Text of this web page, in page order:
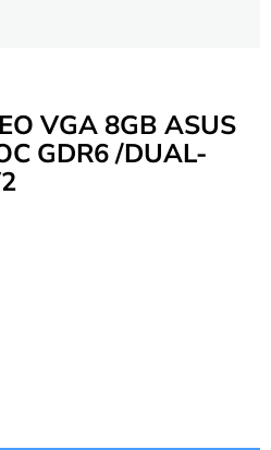
VGA 8GB ASUS
GDR6 /DUAL-